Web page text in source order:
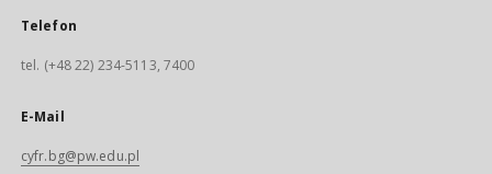
Telefon
tel. (+48 22) 234-5113, 7400
E-Mail
cyfr.bg@pw.edu.pl